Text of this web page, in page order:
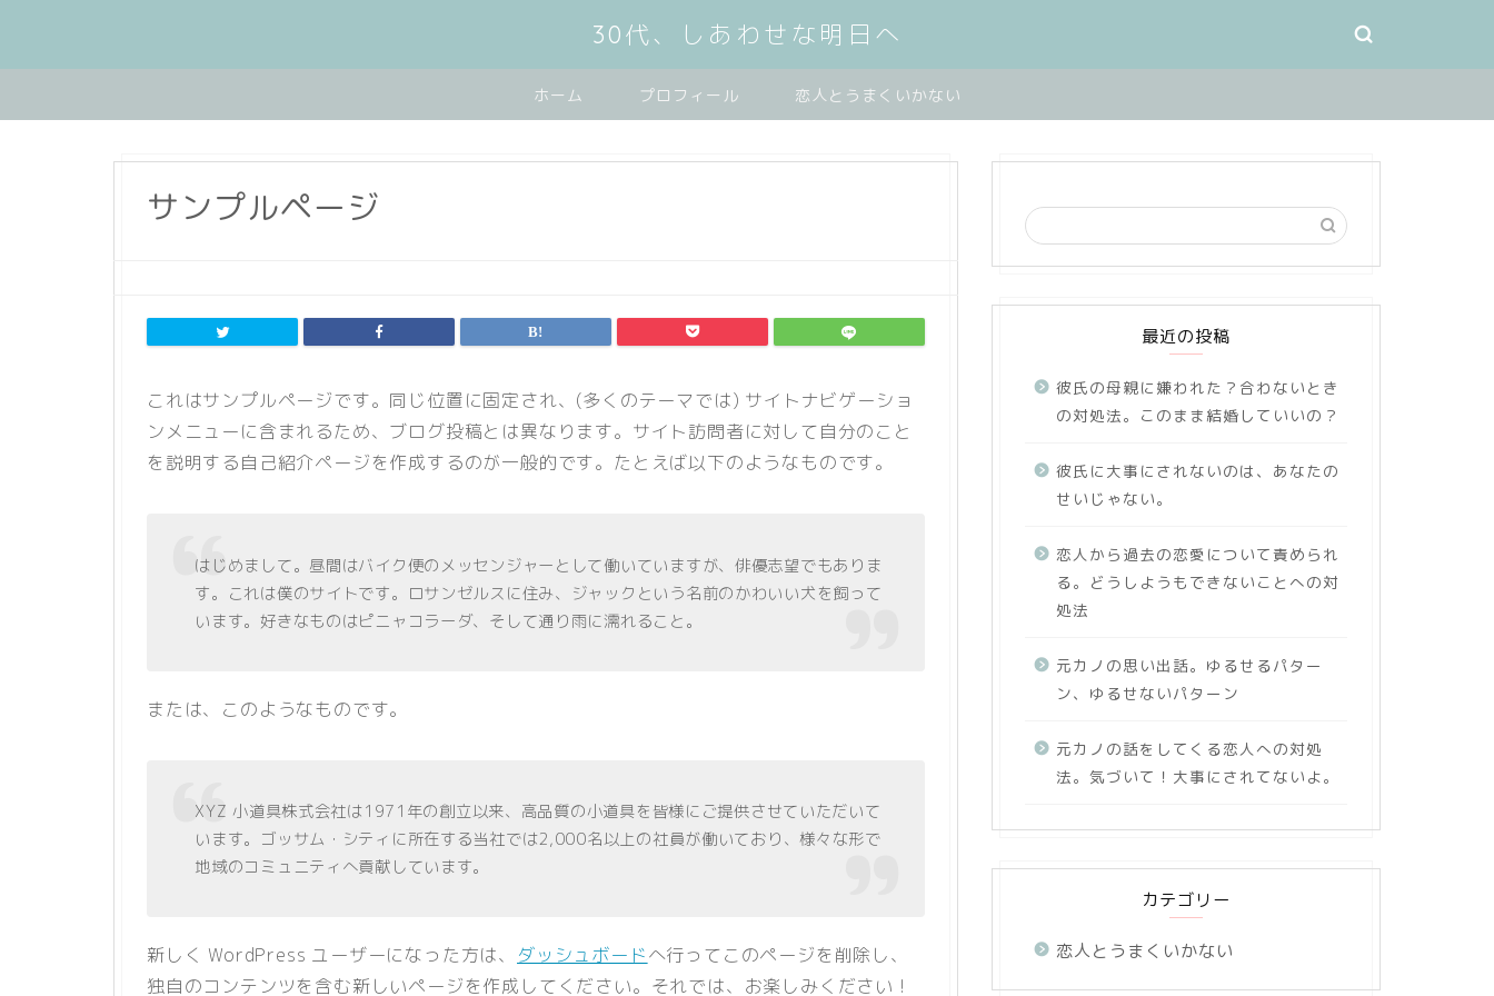
30代、しあわせな明日へ
ホーム プロフィール 恋人とうまくいかない
サンプルページ
これはサンプルページです。同じ位置に固定され、(多くのテーマでは) サイトナビゲーショ
ンメニューに含まれるため、ブログ投稿とは異なります。サイト訪問者に対して自分のこと
を説明する自己紹介ページを作成するのが一般的です。たとえば以下のようなものです。
はじめまして。昼間はバイク便のメッセンジャーとして働いていますが、俳優志望でもありま
す。これは僕のサイトです。ロサンゼルスに住み、ジャックという名前のかわいい犬を飼って
います。好きなものはピニャコラーダ、そして通り雨に濡れること。
または、このようなものです。
XYZ 小道具株式会社は1971年の創立以来、高品質の小道具を皆様にご提供させていただいて
います。ゴッサム・シティに所在する当社では2,000名以上の社員が働いており、様々な形で
地域のコミュニティへ貢献しています。
新しく WordPress ユーザーになった方は、 ダッシュボードへ行ってこのページを削除し、
独自のコンテンツを含む新しいページを作成してください。それでは、お楽しみください !
最近の投稿
彼氏の母親に嫌われた？合わないとき
の対処法。このまま結婚していいの？
彼氏に大事にされないのは、あなたの
せいじゃない。
恋人から過去の恋愛について責められ
る。どうしようもできないことへの対
処法
元カノの思い出話。ゆるせるパター
ン、ゆるせないパターン
元カノの話をしてくる恋人への対処
法。気づいて！大事にされてないよ。
カテゴリー
恋人とうまくいかない